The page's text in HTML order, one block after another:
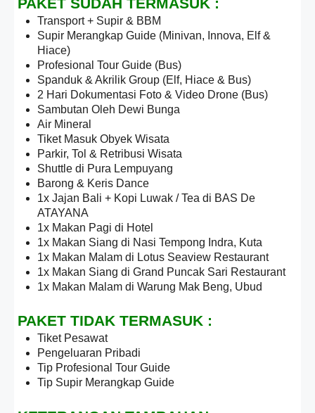
Transport + Supir & BBM
Supir Merangkap Guide (Minivan, Innova, Elf &
Hiace)
Profesional Tour Guide (Bus)
Spanduk & Akrilik Group (Elf, Hiace & Bus)
2 Hari Dokumentasi Foto & Video Drone (Bus)
Sambutan Oleh Dewi Bunga
Air Mineral
Tiket Masuk Obyek Wisata
Parkir, Tol & Retribusi Wisata
Shuttle di Pura Lempuyang
Barong & Keris Dance
1x Jajan Bali + Kopi Luwak / Tea di BAS De
ATAYANA
1x Makan Pagi di Hotel
1x Makan Siang di Nasi Tempong Indra, Kuta
1x Makan Malam di Lotus Seaview Restaurant
1x Makan Siang di Grand Puncak Sari Restaurant
1x Makan Malam di Warung Mak Beng, Ubud
PAKET TIDAK TERMASUK :
Tiket Pesawat
Pengeluaran Pribadi
Tip Profesional Tour Guide
Tip Supir Merangkap Guide